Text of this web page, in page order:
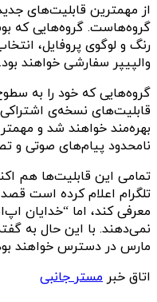
از مهمترین قابلیت‌های
گروه‌هاست. گروه‌هایی که
رنگ و لوگوی پروفایل،
والپیپر سفارشی خواهند بود.
گروه‌هایی که خود را به
قابلیت‌های نسخه‌ی
بهره‌مند خواهند شد و
نامحدود پیام‌های صوتی و
تمامی این قابلیت‌ها هم
تلگرام اعلام کرده است
معرفی کند، اما “خدایان
نمی‌دهند. با این حال به
مارس در دسترس خواهند
اتاق خبر مستر جانبی